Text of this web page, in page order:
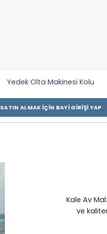
Yedek Olta Makinesi Kolu
SATIN ALMAK İÇIN BAYI GIRIŞI YAP
Kale Av
ve